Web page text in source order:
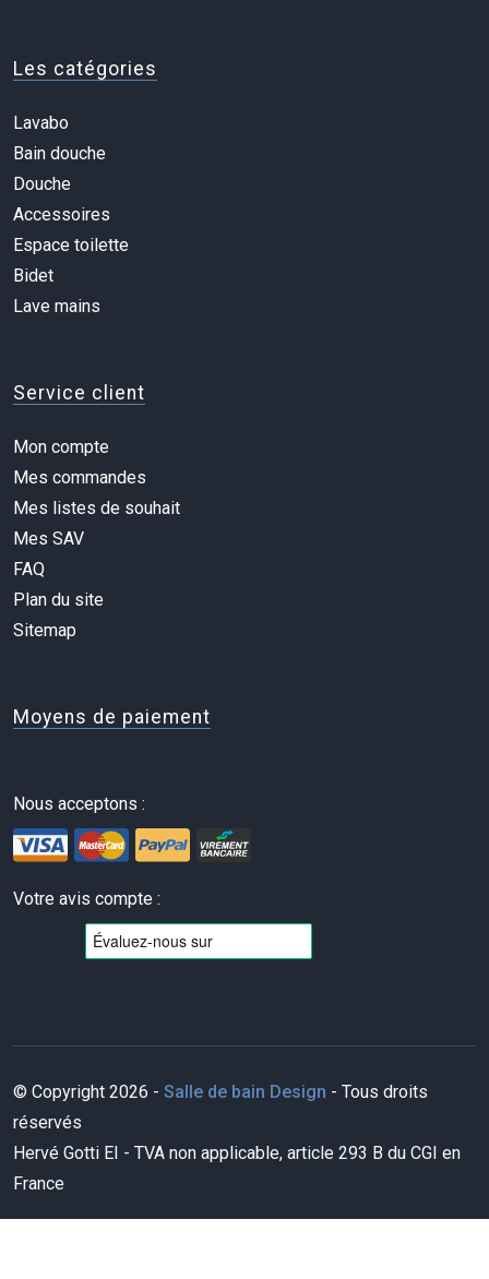
Les catégories
Lavabo
Bain douche
Douche
Accessoires
Espace toilette
Bidet
Lave mains
Service client
Mon compte
Mes commandes
Mes listes de souhait
Mes SAV
FAQ
Plan du site
Sitemap
Moyens de paiement
Nous acceptons :
Votre avis compte :
© Copyright 2026 - Salle de bain Design - Tous droits
réservés
Hervé Gotti EI - TVA non applicable, article 293 B du CGI en
France